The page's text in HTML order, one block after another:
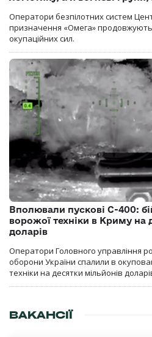
Оператори безпілотних систем
призначення «Омега» продовжують
окупаційних сил.
Вполювали пускові С-400:
ворожої техніки в Криму на
доларів
Оператори Головного управління
оборони України спалили в
техніки на десятки мільйонів
ВАКАНСІЇ